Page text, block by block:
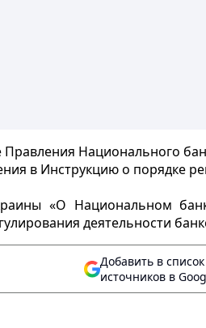
Правления Национального
в Инструкцию о порядке
«О Национальном
деятельности
Добавить в
источников в